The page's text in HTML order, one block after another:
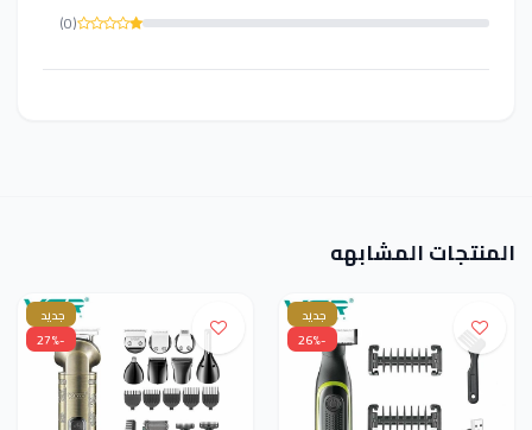
(0)
المنتجات المشابهه
جديد
-26%
جديد
-27%